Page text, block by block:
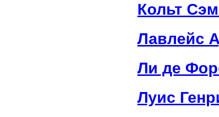
Кольт
Лавлейс
Ли де
Луис